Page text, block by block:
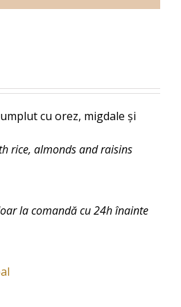
cu orez, migdale și
rice, almonds and raisins
la comandă cu 24h înainte